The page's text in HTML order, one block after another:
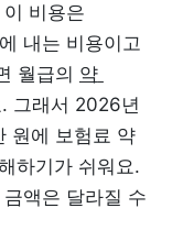
이 비용은
월급의 약
그래서 2026년
원에 보험료 약
하기가 쉬워요.
액은 달라질 수